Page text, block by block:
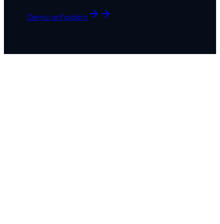
Demo anfordern